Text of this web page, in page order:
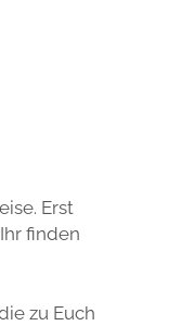
Erst
finden
zu Euch